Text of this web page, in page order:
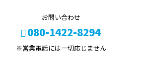
お問い合わせ
080-1422-8294
※営業電話には一切応じません